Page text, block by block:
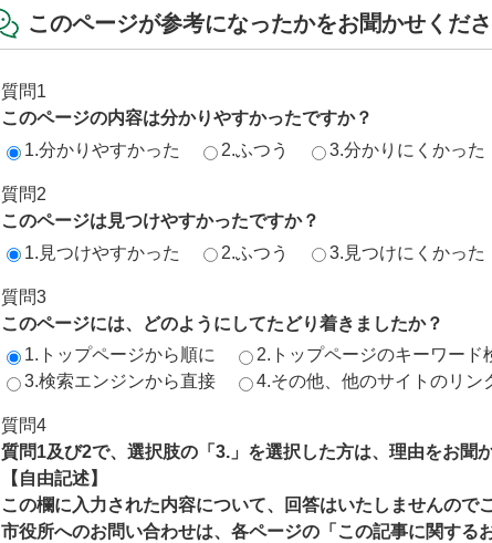
このページが参考になったかをお聞かせくださ
質問1
このページの内容は分かりやすかったですか？
1.分かりやすかった
2.ふつう 3.分かりにくかった
質問2
このページは見つけやすかったですか？
1.見つけやすかった
2.ふつう 3.見つけにくかった
質問3
このページには、どのようにしてたどり着きましたか？
1.トップページから順に
2.トップページのキーワード
3.検索エンジンから直接
4.その他、他のサイトのリン
質問4
質問1及び2で、選択肢の「3.」を選択した方は、理由をお聞
【自由記述】
この欄に入力された内容について、回答はいたしませんので
市役所へのお問い合わせは、各ページの「この記事に関する